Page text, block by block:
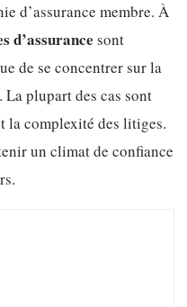
d’assurance membre. À
d’assurance sont
de se concentrer sur la
plupart des cas sont
la complexité des litiges.
un climat de confiance